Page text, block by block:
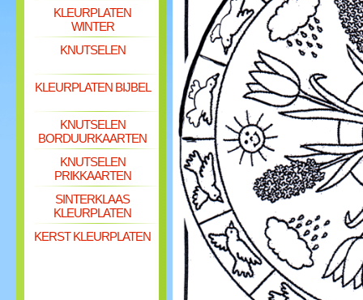
KLEURPLATEN
WINTER
KNUTSELEN
KLEURPLATEN BIJBEL
KNUTSELEN
BORDUURKAARTEN
KNUTSELEN
PRIKKAARTEN
SINTERKLAAS
KLEURPLATEN
KERST KLEURPLATEN